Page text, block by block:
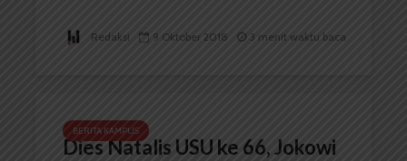
Redaksi 9 Oktober 2018 3 menit waktu baca
BERITA KAMPUS
Dies Natalis USU ke 66, Jokowi